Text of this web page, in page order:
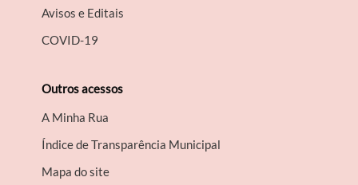
Avisos e Editais
COVID-19
Outros acessos
A Minha Rua
Índice de Transparência Municipal
Mapa do site